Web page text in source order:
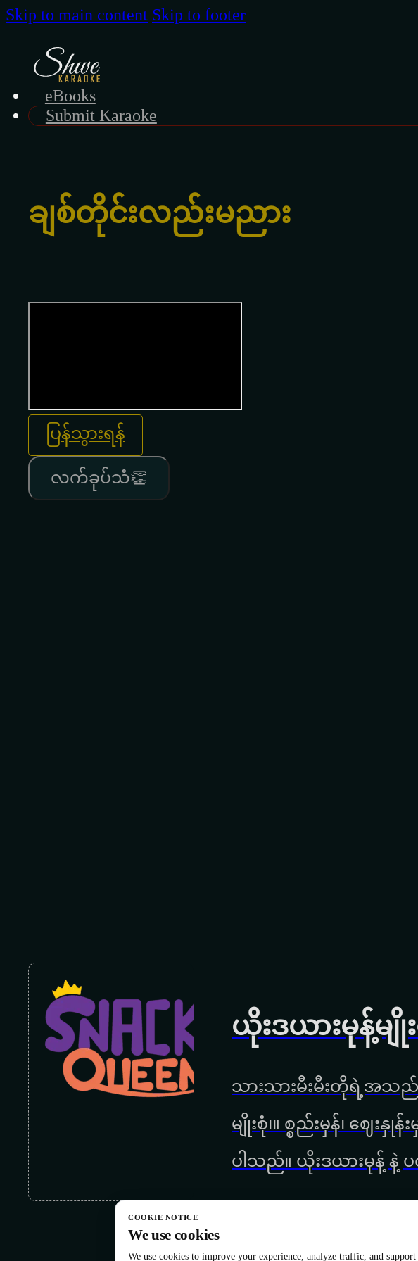
Skip to main content Skip to footer
eBooks
Submit Karaoke
ချစ်တိုင်းလည်းမညား
ပြန်သွားရန်
လက်ခုပ်သံ👏
ယိုးဒယားမုန့်
သားသားမီးမီးတိုရဲ့အသည်း
မျိုးစုံ၊။ စ္စည်းမှန်၊ ‌ဈေ
ပါသည်။ ယိုးဒယားမုန့် နဲ့
COOKIE NOTICE
We use cookies
We use cookies to improve your experience, analyze traffic, and support